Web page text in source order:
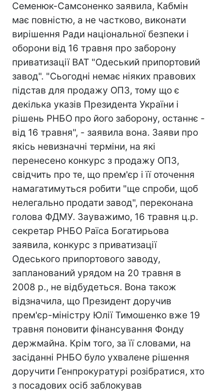
Семенюк-Самсоненко заявила, Кабмін
має повністю, а не частково, виконати
вирішення Ради національної безпеки і
оборони від 16 травня про заборону
приватизації ВАТ "Одеський припортовий
завод". "Сьогодні немає ніяких правових
підстав для продажу ОПЗ, тому що є
декілька указів Президента України і
рішень РНБО про його заборону, останнє -
від 16 травня", - заявила вона. Заяви про
якісь невизначні терміни, на які
перенесено конкурс з продажу ОПЗ,
свідчить про те, що прем'єр і її оточення
намагатимуться робити "ще спроби, щоб
нелегально продати завод", переконана
голова ФДМУ. Зауважимо, 16 травня ц.р.
секретар РНБО Раїса Богатирьова
заявила, конкурс з приватизації
Одеського припортового заводу,
запланований урядом на 20 травня в
2008 р., не відбудеться. Вона також
відзначила, що Президент доручив
прем'єр-міністру Юлії Тимошенко вже 19
травня поновити фінансування Фонду
держмайна. Крім того, за її словами, на
засіданні РНБО було ухвалене рішення
доручити Генпрокуратурі розібратися, хто
з посадових осіб заблокував